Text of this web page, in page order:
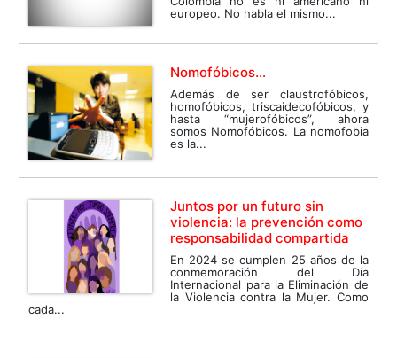
europeo. No habla el mismo...
Nomofóbicos...
Además de ser claustrofóbicos,
homofóbicos, triscaidecofóbicos, y
hasta “mujerofóbicos”, ahora
somos Nomofóbicos. La nomofobia
es la...
Juntos por un futuro sin
violencia: la prevención como
responsabilidad compartida
En 2024 se cumplen 25 años de la
conmemoración del Día
Internacional para la Eliminación de
la Violencia contra la Mujer. Como
cada...